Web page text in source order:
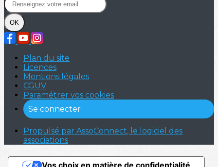
OK
Plan du site
Licences
Mentions légales
CGUV
Paramétrer vos cookies
Se connecter
Propulsé par AssoConnect, le logiciel des
associations